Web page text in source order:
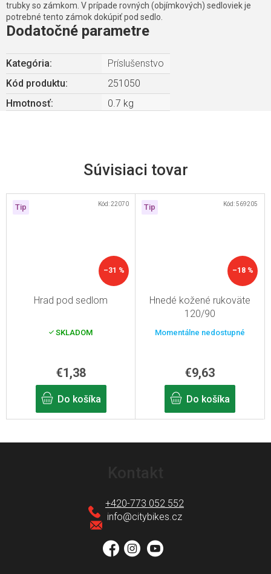
Súvisiaci tovar
Tip
–31 %
Hrad pod sedlom
SKLADOM
€1,38
Do košíka
Kód:22070 Tip
–18 %
Hnedé kožené rukoväte
120/90
Momentálne nedostupné
€9,63
Do košíka
Kód:569205
trubky so zámkom. V prípade rovných (objímkových) sedloviek je
potrebné tento zámok dokúpiť pod sedlo.
Dodatočné parametre
Kategória:
Príslušenstvo
Kód produktu:
251050
Hmotnosť: 0.7 kg
info@citybikes.cz
+420-773 052 552